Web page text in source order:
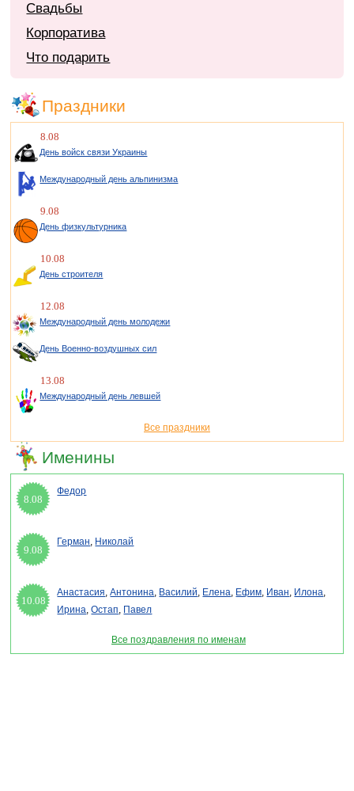
Свадьбы
Корпоратива
Что подарить
Праздники
8.08
День войск связи Украины
Международный день альпинизма
9.08
День физкультурника
10.08
День строителя
12.08
Международный день молодежи
День Военно-воздушных сил
13.08
Международный день левшей
Все праздники
Именины
8.08
Федор
9.08
Герман, Николай
10.08
Анастасия,Антонина, Василий, Елена, Ефим, Иван, Илона,
Ирина,Остап, Павел
Все поздравления по именам